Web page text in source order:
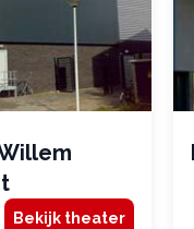
Bekijk theater